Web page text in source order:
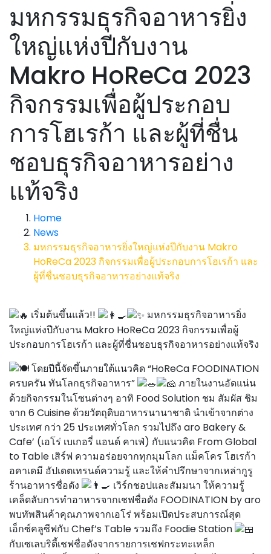
มหกรรมธุรกิจอาหารยิ่ง
ใหญ่แห่งปีกับงาน
Makro HoReCa 2023
กิจกรรมเพื่อผู้ประกอบ
การโฮเรก้า และผู้ที่ชื่น
ชอบธุรกิจอาหารอย่าง
แท้จริง
Home
News
มหกรรมธุรกิจอาหารยิ่งใหญ่แห่งปีกับงาน Makro
HoReCa 2023 กิจกรรมเพื่อผู้ประกอบการโฮเรก้า และ
ผู้ที่ชื่นชอบธุรกิจอาหารอย่างแท้จริง
เริ่มต้นขึ้นแล้ว!!
มหกรรมธุรกิจอาหารยิ่ง
ใหญ่แห่งปีกับงาน Makro HoReCa 2023 กิจกรรมเพื่อผู้
ประกอบการโฮเรก้า และผู้ที่ชื่นชอบธุรกิจอาหารอย่างแท้จริง
โดยปีนี้จัดขึ้นภายใต้แนวคิด “HoReCa FOODINATION
ครบครัน ทันโลกธุรกิจอาหาร”
ภายในงานอัดแน่น
ด้วยกิจกรรมในโซนต่างๆ อาทิ Food Solution ชม สัมผัส ชิม
จาก 6 Cuisine ด้วยวัตถุดิบอาหารนานาชาติ นำเข้าจากต่าง
ประเทศ กว่า 25 ประเทศทั่วโลก รวมไปถึง aro Bakery &
Cafe’ (เอโร่ เบเกอรี่ แอนด์ คาเฟ่) กับแนวคิด From Global
to Table เสิร์ฟ ความอร่อยจากทุกมุมโลก แม็คโคร โฮเรก้า
อคาเดมี อัปเดตเทรนด์ความรู้ และให้คำปรึกษาจากเหล่ากูรู
ร้านอาหารชื่อดัง
เวิร์กชอปและสัมมนา ให้ความรู้
เคล็ดลับการทำอาหารจากเชฟชื่อดัง FOODINATION by aro
พบทัพสินค้าคุณภาพจากเอโร่ พร้อมเปิดประสบการณ์สุด
เอ็กซ์คลูซีฟกับ Chef’s Table รวมถึง Foodie Station
กับเซเลบริตี้เชฟชื่อดังจากรายการเชฟกระทะเหล็ก